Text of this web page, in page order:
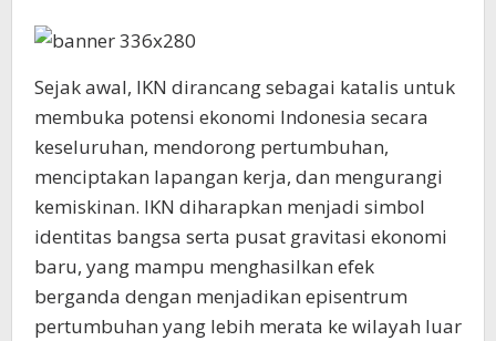
Sejak awal, IKN dirancang sebagai katalis untuk
membuka potensi ekonomi Indonesia secara
keseluruhan, mendorong pertumbuhan,
menciptakan lapangan kerja, dan mengurangi
kemiskinan. IKN diharapkan menjadi simbol
identitas bangsa serta pusat gravitasi ekonomi
baru, yang mampu menghasilkan efek
berganda dengan menjadikan episentrum
pertumbuhan yang lebih merata ke wilayah luar